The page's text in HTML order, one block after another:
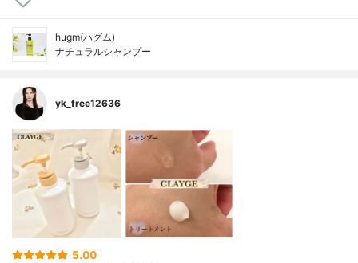
hugm(ハグム)
ナチュラルシャンプー
yk_free12636
5.00